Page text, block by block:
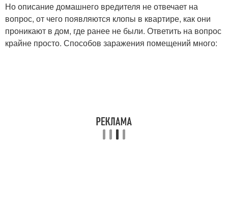
Но описание домашнего вредителя не отвечает на
вопрос, от чего появляются клопы в квартире, как они
проникают в дом, где ранее не были. Ответить на вопрос
крайне просто. Способов заражения помещений много: